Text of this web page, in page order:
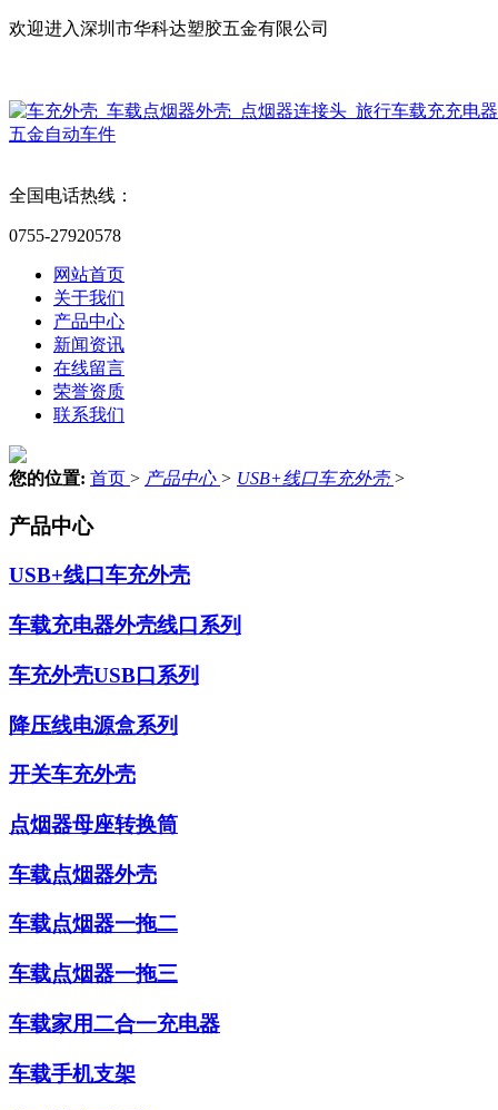
欢迎进入深圳市华科达塑胶五金有限公司
全国电话热线：
0755-27920578
网站首页
关于我们
产品中心
新闻资讯
在线留言
荣誉资质
联系我们
您的位置: 首页 > 产品中心 > USB+线口车充外壳>
产品中心
USB+线口车充外壳
车载充电器外壳线口系列
车充外壳USB口系列
降压线电源盒系列
开关车充外壳
点烟器母座转换筒
车载点烟器外壳
车载点烟器一拖二
车载点烟器一拖三
车载家用二合一充电器
车载手机支架